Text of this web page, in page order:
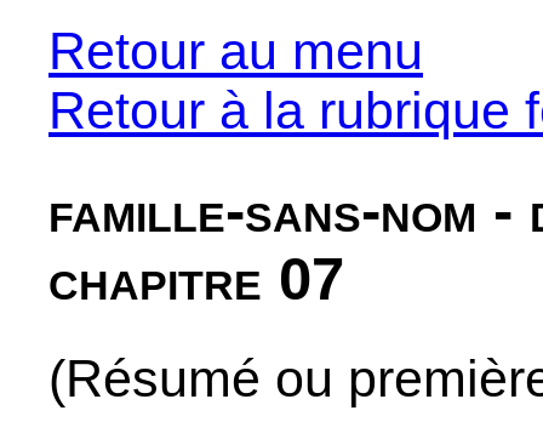
Retour au menu
Retour à la rubrique
famille-sans-nom -
chapitre 07
(Résumé ou